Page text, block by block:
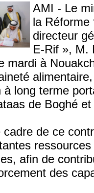
AMI - Le
la Réforme
directeur
E-Rif », M.
mardi à
à long terme
de Boghé
cadre de ce
afin de
des